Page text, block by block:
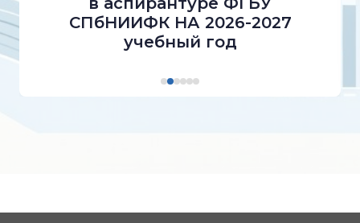
СПбНИИФК НА 2026-2027
учебный год